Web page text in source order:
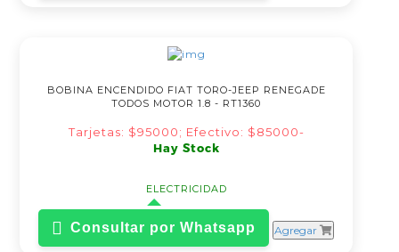
BOBINA ENCENDIDO FIAT TORO-JEEP RENEGADE
TODOS MOTOR 1.8 - RT1360
Tarjetas: $95000; Efectivo: $85000-
Hay Stock
ELECTRICIDAD
Consultar por Whatsapp Agregar